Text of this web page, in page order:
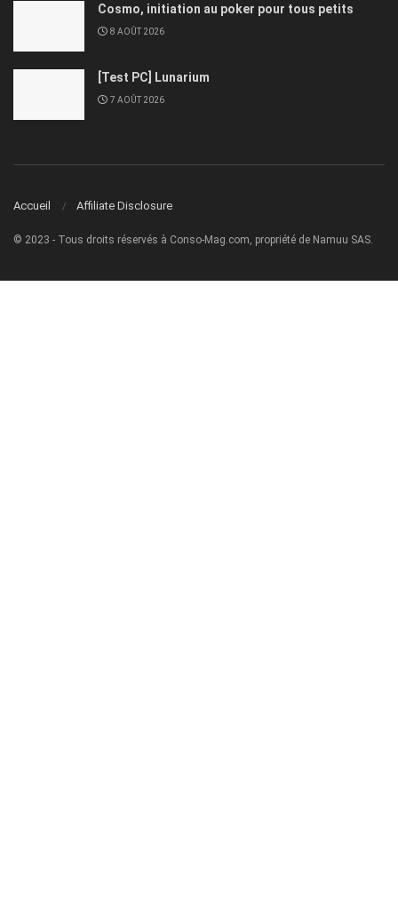
Cosmo, initiation au poker pour tous petits
8 AOÛT 2026
[Test PC] Lunarium
7 AOÛT 2026
Accueil Affiliate Disclosure
© 2023 - Tous droits réservés à Conso-Mag.com, propriété de Namuu SAS.